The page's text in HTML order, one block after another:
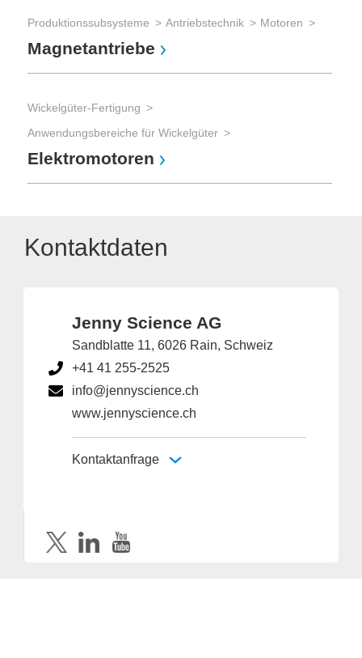
Produktionssubsysteme Antriebstechnik Motoren
Magnetantriebe
Wickelgüter-Fertigung
Anwendungsbereiche für Wickelgüter
Elektromotoren
Kontaktdaten
Jenny Science AG
Sandblatte 11, 6026 Rain, Schweiz
+41 41 255-2525
info@jennyscience.ch
www.jennyscience.ch
Kontaktanfrage